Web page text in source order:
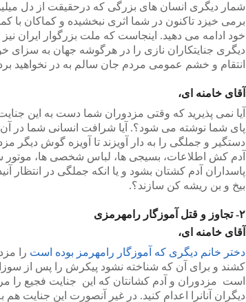
شمار دیگری انسان های بزرگی که درحقیقت از دل
برمی خیزد تاکنون در شما اثری نبخشیده و کماکان با
خود ادامه می دهید. اینجاست که ملت بزرگوار ایران نیز
دیگری جنایتکاران نازی را در هرگوشه جهان به سزای
انتقام و خشم عمومی مردم جان سالم به در نخواهید
آقای خامنه ای،
آیا نمی پذیرید که وقتی مزدوران شما دست به این
پای شما نوشته می شود؟. آیا شرافت انسانی شما در آن
دستگیر و جملگی را به دار آویزند تا آویزه گوش دیگر
آدم کش اطلاعات، بسیجی ها، لباس شخصی ها، موتور
پاسداران آدم کشتان بشود و یا انکه جملگی در انتظار
بیخ و بن ریشه کن سازند؟.
۲- تجاوز و قتل آموزگار رامهرمزی
آقای خامنه ای،
دختر خانم دیگری که آموزگار رامهرمز بوده است را
کشند و برای آن که شناخته نشود پیکرش را پس از
است مزدوران و آدم کشانتان که این جنایت فجیع را
دیگران آنانرا اعدام کنید. در غیر آنصورت این جنایت